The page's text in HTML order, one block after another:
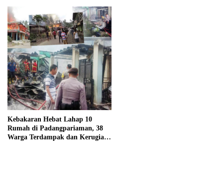
Kebakaran Hebat Lahap 10
Rumah di Padangpariaman, 38
Warga Terdampak dan Kerugian